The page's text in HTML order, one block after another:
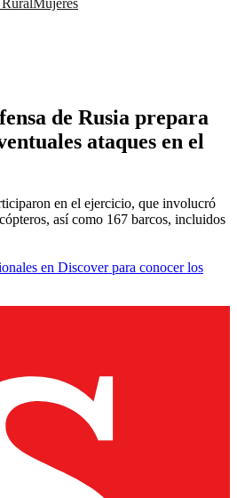
de Rusia prepara
ataques en el
en el ejercicio, que involucró
así como 167 barcos, incluidos
en Discover para conocer los